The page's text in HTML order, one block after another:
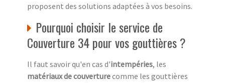
proposent des solutions adaptées à vos besoins.
Pourquoi choisir le service de
Couverture 34 pour vos gouttières ?
Il faut savoir qu'en cas d'intempéries, les
matériaux de couverturecomme les gouttières